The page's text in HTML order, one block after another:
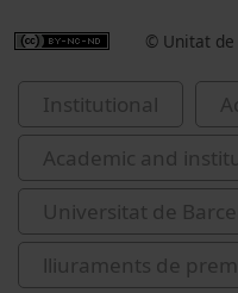
© Unitat de
Institutional
Academic and
Universitat de
lliuraments de